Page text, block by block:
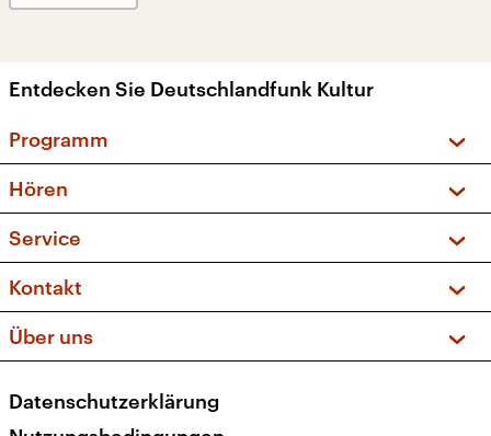
Entdecken Sie Deutschlandfunk Kultur
Programm
Sendungen und Podcasts
Musikliste
Kakadu – Das Kinderprogramm
Hören
Frequenzen (UKW + DAB+)
Service
FAQ
Apps
Newsletter
Veranstaltungen
Kontakt
Social Media
Über uns
Presse
Datenschutzerklärung